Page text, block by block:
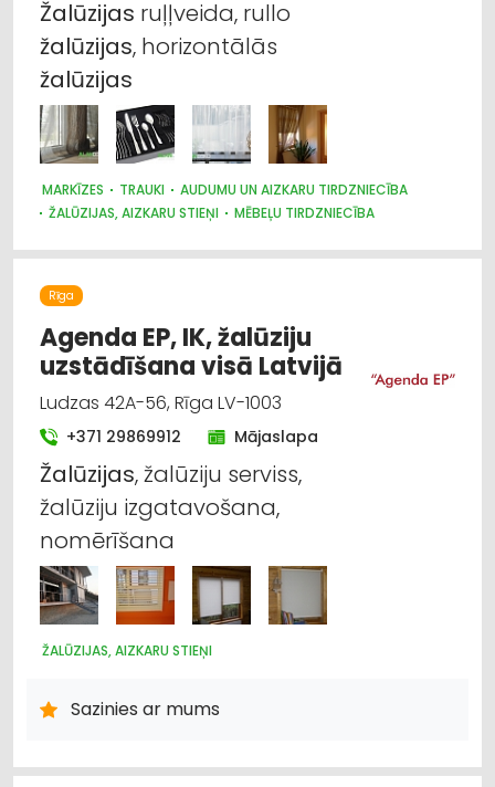
Žalūzijas ruļļveida, rullo
žalūzijas, horizontālās
žalūzijas
MARKĪZES TRAUKI
AUDUMU UN AIZKARU TIRDZNIECĪBA
ŽALŪZIJAS, AIZKARU STIEŅI
MĒBEĻU TIRDZNIECĪBA
APGAISMES TEHNIKAS TIRDZNIECĪBA
SUVENĪRI, DĀVANAS
Rīga
Agenda EP, IK, žalūziju
uzstādīšana visā Latvijā
Ludzas 42A-56, Rīga LV-1003
+371 29869912 Mājaslapa
Žalūzijas, žalūziju serviss,
žalūziju izgatavošana,
nomērīšana
ŽALŪZIJAS, AIZKARU STIEŅI
Sazinies ar mums